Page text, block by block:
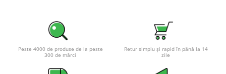
Sisteme fotovoltaice de putere
mica (rulota/caravan/case de
vacanta)
Sisteme fotovoltaice profesionale
Pachete sisteme fotovoltaice
Peste 4000 de produse de la peste
300 de mărci
Retur simplu și rapid în până la 14
zile